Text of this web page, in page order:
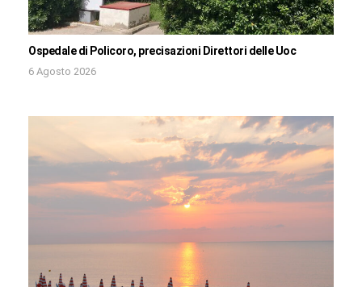
Ospedale di Policoro, precisazioni Direttori delle Uoc
6 Agosto 2026